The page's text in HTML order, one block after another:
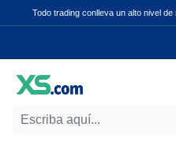
Todo trading conlleva un alto nivel